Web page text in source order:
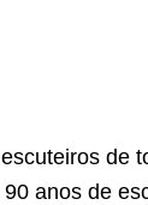
de
anos de